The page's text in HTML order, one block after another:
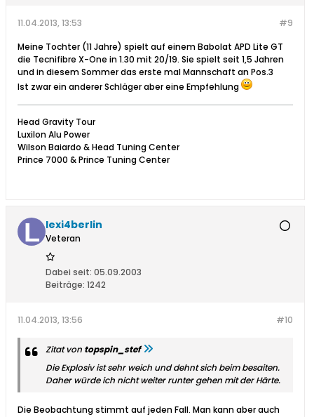
#9
11.04.2013, 13:53
Meine Tochter (11 Jahre) spielt auf einem Babolat APD Lite GT
die Tecnifibre X-One in 1.30 mit 20/19. Sie spielt seit 1,5 Jahren
und in diesem Sommer das erste mal Mannschaft an Pos.3
Ist zwar ein anderer Schläger aber eine Empfehlung
Head Gravity Tour
Luxilon Alu Power
Wilson Baiardo & Head Tuning Center
Prince 7000 & Prince Tuning Center
lexi4berlin
Veteran
Dabei seit: 05.09.2003
Beiträge: 1242
#10
11.04.2013, 13:56
Zitat von topspin_stef
Die Explosiv ist sehr weich und dehnt sich beim besaiten.
Daher würde ich nicht weiter runter gehen mit der Härte.
Die Beobachtung stimmt auf jeden Fall. Man kann aber auch